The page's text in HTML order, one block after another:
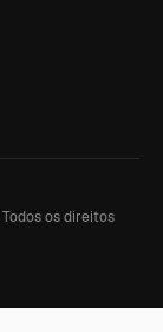
Todos os direitos